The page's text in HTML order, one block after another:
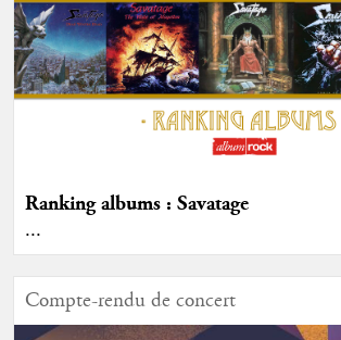
Ranking albums : Savatage
...
Compte-rendu de concert